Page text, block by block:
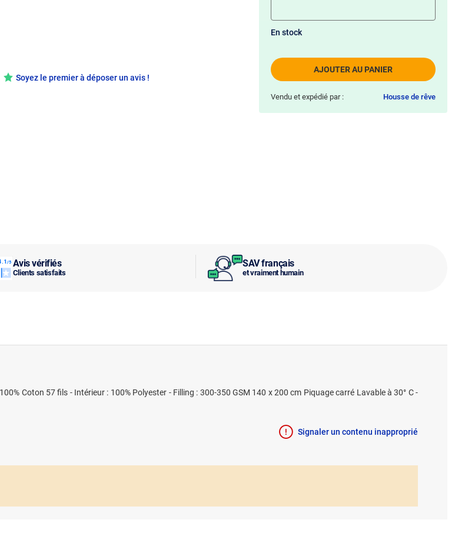
Avis vérifiés
Clients satisfaits
SAV français
et vraiment humain
Soyez le premier à déposer un avis !
AJOUTER AU PANIER
En stock
Vendu et expédié par : Housse de rêve
Coton 57 fils - Intérieur : 100% Polyester - Filling : 300-350 GSM 140 x 200 cm Piquage carré Lavable à 30° C -
Signaler un contenu inapproprié